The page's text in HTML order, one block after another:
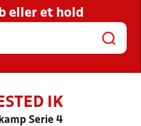
KLUBBER OG
eller et hold
IK
Serie 4